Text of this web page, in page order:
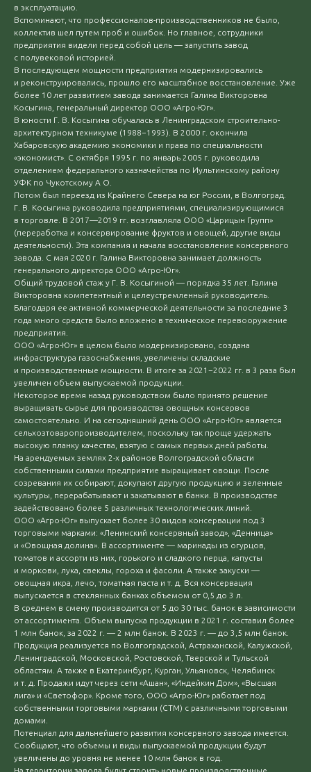
в эксплуатацию.
Вспоминают, что профессионалов-производственников не было,
коллектив шел путем проб и ошибок. Но главное, сотрудники
предприятия видели перед собой цель — запустить завод
с полувековой историей.
В последующем мощности предприятия модернизировались
и реконструировались, прошло его масштабное восстановление. Уже
более 10 лет развитием завода занимается Галина Викторовна
Косыгина, генеральный директор ООО «Агро-Юг».
В юности Г. В. Косыгина обучалась в Ленинградском строительно-
архитектурном техникуме (1988−1993). В 2000 г. окончила
Хабаровскую академию экономики и права по специальности
«экономист». С октября 1995 г. по январь 2005 г. руководила
отделением федерального казначейства по Иультинскому району
УФК по Чукотскому А О.
Потом был переезд из Крайнего Севера на юг России, в Волгоград.
Г. В. Косыгина руководила предприятиями, специализирующимися
в торговле. В 2017—2019 гг. возглавляла ООО «Царицын Групп»
(переработка и консервирование фруктов и овощей, другие виды
деятельности). Эта компания и начала восстановление консервного
завода. С мая 2020 г. Галина Викторовна занимает должность
генерального директора ООО «Агро-Юг».
Общий трудовой стаж у Г. В. Косыгиной — порядка 35 лет. Галина
Викторовна компетентный и целеустремленный руководитель.
Благодаря ее активной коммерческой деятельности за последние 3
года много средств было вложено в техническое перевооружение
предприятия.
ООО «Агро-Юг» в целом было модернизировано, создана
инфраструктура газоснабжения, увеличены складские
и производственные мощности. В итоге за 2021−2022 гг. в 3 раза был
увеличен объем выпускаемой продукции.
Некоторое время назад руководством было принято решение
выращивать сырье для производства овощных консервов
самостоятельно. И на сегодняшний день ООО «Агро-Юг» является
сельхозтоваропроизводителем, поскольку так проще удержать
высокую планку качества, взятую с самых первых дней работы.
На арендуемых землях 2-х районов Волгоградской области
собственными силами предприятие выращивает овощи. После
созревания их собирают, докупают другую продукцию и зеленные
культуры, перерабатывают и закатывают в банки. В производстве
задействовано более 5 различных технологических линий.
ООО «Агро-Юг» выпускает более 30 видов консервации под 3
торговыми марками: «Ленинский консервный завод», «Денница»
и «Овощная долина». В ассортименте — маринады из огурцов,
томатов и ассорти из них, горького и сладкого перца, капусты
и моркови, лука, свеклы, гороха и фасоли. А также закуски —
овощная икра, лечо, томатная паста и т. д. Вся консервация
выпускается в стеклянных банках объемом от 0,5 до 3 л.
В среднем в смену производится от 5 до 30 тыс. банок в зависимости
от ассортимента. Объем выпуска продукции в 2021 г. составил более
1 млн банок, за 2022 г. — 2 млн банок. В 2023 г. — до 3,5 млн банок.
Продукция реализуется по Волгоградской, Астраханской, Калужской,
Ленинградской, Московской, Ростовской, Тверской и Тульской
областям. А также в Екатеринбург, Курган, Ульяновск, Челябинск
и т. д. Продажи идут через сети «Ашан», «Индейкин Дом», «Высшая
лига» и «Светофор». Кроме того, ООО «Агро-Юг» работает под
собственными торговыми марками (СТМ) с различными торговыми
домами.
Потенциал для дальнейшего развития консервного завода имеется.
Сообщают, что объемы и виды выпускаемой продукции будут
увеличены до уровня не менее 10 млн банок в год.